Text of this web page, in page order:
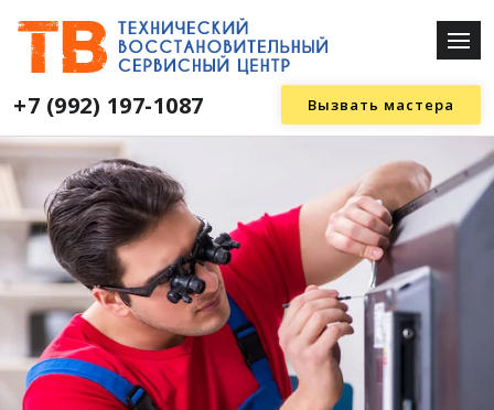
+7 (992) 197-1087 Вызвать мастера